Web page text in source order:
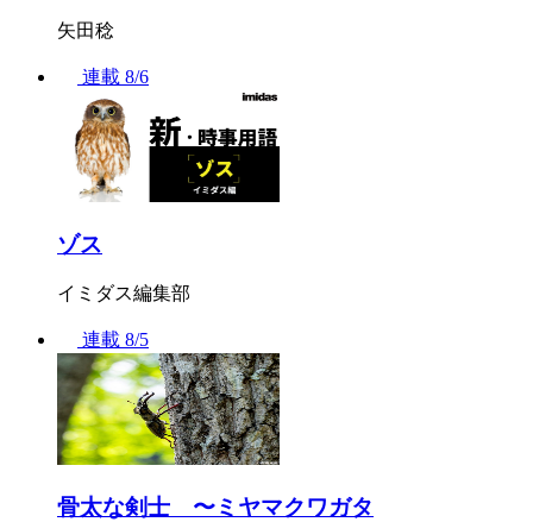
矢田稔
連載 8/6
ゾス
イミダス編集部
連載 8/5
骨太な剣士 〜ミヤマクワガタ